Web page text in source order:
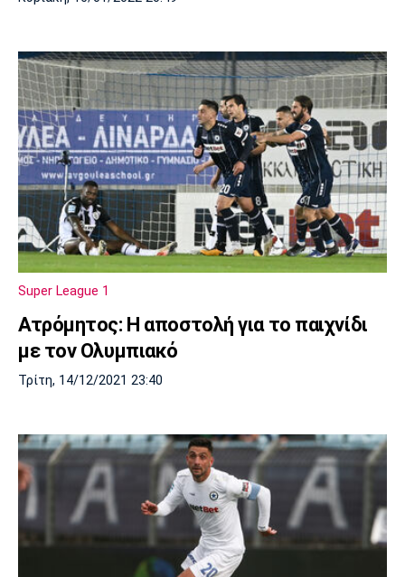
Super League 1
Ατρόμητος: Η αποστολή για το παιχνίδι
με τον Ολυμπιακό
Τρίτη, 14/12/2021 23:40